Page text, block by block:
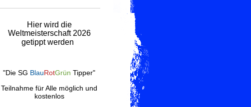
Hier wird die
Weltmeisterschaft 2026
getippt werden
"Die SG BlauRotGrün Tipper"
Teilnahme für Alle möglich und
kostenlos